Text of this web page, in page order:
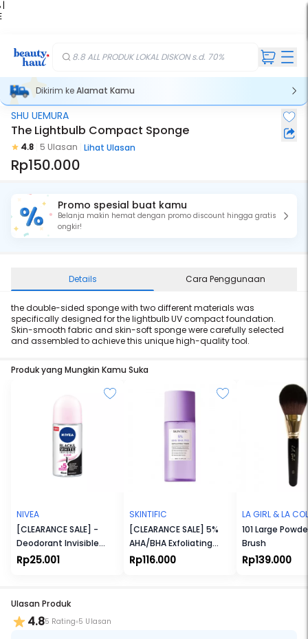
|
8.8 ALL PRODUK LOKAL DISKON s.d. 70%
Dikirim keAlamat Kamu
SHU UEMURA
The Lightbulb Compact Sponge
4.8 5 Ulasan Lihat Ulasan
Rp150.000
Promo spesial buat kamu
Belanja makin hemat dengan promo discount hingga gratis
ongkir!
Details Cara Penggunaan
the double-sided sponge with two different materials was
specifically designed for the lightbulb UV compact foundation.
Skin-smooth fabric and skin-soft sponge were carefully selected
and assembled to achieve this unique high-quality tool.
Produk yang Mungkin Kamu Suka
NIVEA
[CLEARANCE SALE] -
Deodorant Invisible
Black & White Roll-On
Rp25.001
SKINTIFIC
[CLEARANCE SALE] 5%
AHA/BHA Exfoliating
Toner
Rp116.000
LA GIRL & LA
101 Large
Brush
Rp139.000
Ulasan Produk
4.85 Rating 5 Ulasan